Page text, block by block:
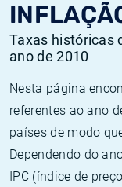
Taxas históricas
ano de 2010
Nesta página
referentes ao ano
países de modo
Dependendo do
IPC (índice de